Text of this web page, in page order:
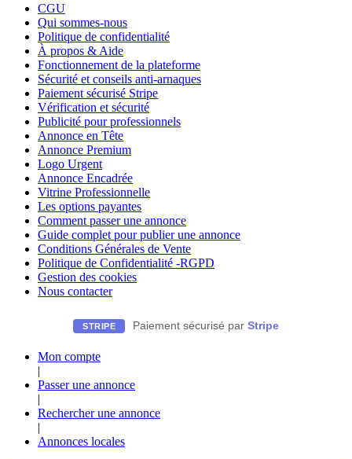
CGU
Qui sommes-nous
Politique de confidentialité
À propos & Aide
Fonctionnement de la plateforme
Sécurité et conseils anti-arnaques
Paiement sécurisé Stripe
Vérification et sécurité
Publicité pour professionnels
Annonce en Tête
Annonce Premium
Logo Urgent
Annonce Encadrée
Vitrine Professionnelle
Les options payantes
Comment passer une annonce
Guide complet pour publier une annonce
Conditions Générales de Vente
Politique de Confidentialité -RGPD
Gestion des cookies
Nous contacter
STRIPE Paiement sécurisé par Stripe
Mon compte
|
Passer une annonce
|
Rechercher une annonce
|
Annonces locales